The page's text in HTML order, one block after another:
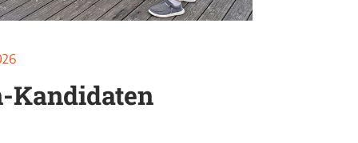
Kandidaten